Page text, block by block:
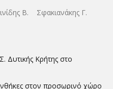
Β. Σφακιανάκης Γ.
Δυτικής Κρήτης στο
στον προσωρινό χώρο